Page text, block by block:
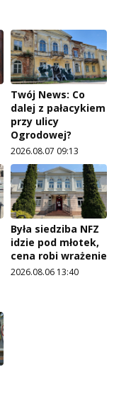
Twój News: Co
dalej z pałacykiem
przy ulicy
Ogrodowej?
2026.08.07 09:13
Była siedziba NFZ
idzie pod młotek,
cena robi wrażenie
2026.08.06 13:40